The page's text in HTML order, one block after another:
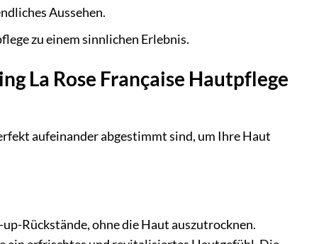
Aussehen.
zu einem sinnlichen Erlebnis.
La Rose Française Hautpflege
aufeinander abgestimmt sind, um Ihre Haut
Rückstände, ohne die Haut auszutrocknen.